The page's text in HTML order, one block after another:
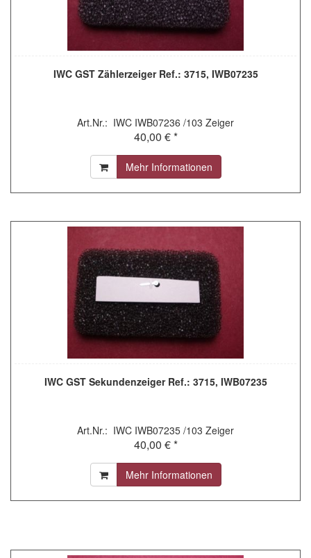
IWC GST Zählerzeiger Ref.: 3715, IWB07235
Art.Nr.: IWC IWB07236 /103 Zeiger
40,00 € *
Mehr Informationen
IWC GST Sekundenzeiger Ref.: 3715, IWB07235
Art.Nr.: IWC IWB07235 /103 Zeiger
40,00 € *
Mehr Informationen